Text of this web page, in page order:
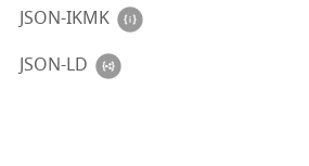
JSON-IKMK
JSON-LD